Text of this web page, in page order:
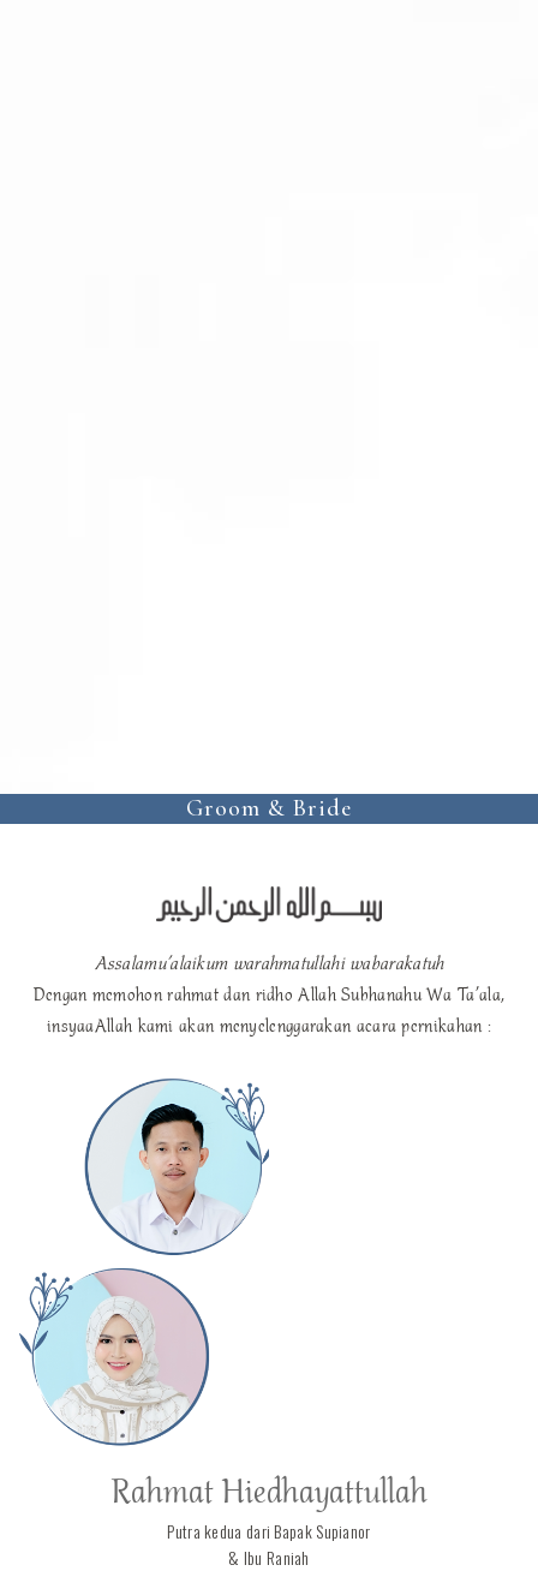
Groom & Bride
Assalamu’alaikum warahmatullahi wabarakatuh
Dengan memohon rahmat dan ridho Allah Subhanahu Wa Ta’ala,
insyaaAllah kami akan menyelenggarakan acara pernikahan :
Rahmat Hiedhayattullah
Putra kedua dari Bapak Supianor
& Ibu Raniah